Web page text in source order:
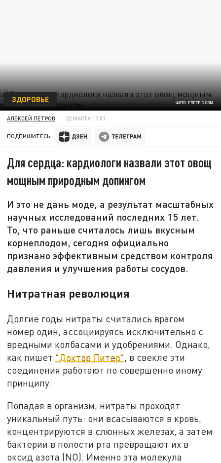
ФОТО: FREEPIC.COM.
ЗДОРОВЬЕ
АЛЕКСЕЙ ПЕТРОВ 22 МАРТА 17:01
ПОДПИШИТЕСЬ:
Для сердца: кардиологи назвали этот овощ
мощным природным допингом
И это не дань моде, а результат масштабных
научных исследований последних 15 лет.
То, что раньше считалось лишь вкусным
корнеплодом, сегодня официально
признано эффективным средством контроля
давления и улучшения работы сосудов.
Нитратная революция
Долгие годы нитраты считались врагом
номер один, ассоциируясь исключительно с
вредными колбасами и удобрениями. Однако,
как пишет "Доктор Питер", в свекле эти
соединения работают по совершенно иному
принципу.
Попадая в организм, нитраты проходят
уникальный путь: они всасываются в кровь,
концентрируются в слюнных железах, а затем
бактерии в полости рта превращают их в
оксид азота (NO). Именно эта молекула